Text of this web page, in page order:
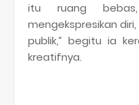
itu ruang
mengekspresikan
publik,” begitu ia
kreatifnya.